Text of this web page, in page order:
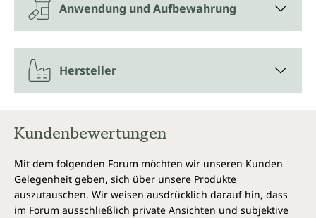
Anwendung und Aufbewahrung
Hersteller
Kundenbewertungen
Mit dem folgenden Forum möchten wir unseren Kunden
Gelegenheit geben, sich über unsere Produkte
auszutauschen. Wir weisen ausdrücklich darauf hin, dass
im Forum ausschließlich private Ansichten und subjektive